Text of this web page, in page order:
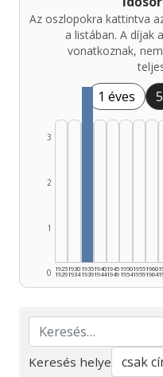
Az oszlopokra kattintva
a listában. A díjak
vonatkoznak,
1 éves
0
1
2
3
1925
1929
1930
1934
1935
1939
1940
1944
1945
1949
1950
1954
1955
1959
1960
1964
Keresés helye